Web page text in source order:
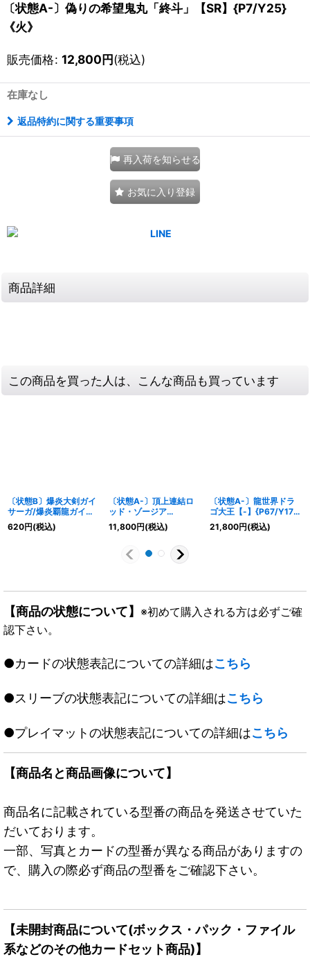
〔状態A-〕偽りの希望鬼丸「終斗」【SR】{P7/Y25}
《火》
販売価格: 12,800円(税込)
在庫なし
返品特約に関する重要事項
再入荷を知らせる
お気に入り登録
商品詳細
この商品を買った人は、こんな商品も買っています
〔状態B〕爆炎大剣ガイ
サーガ/爆炎覇龍ガイフ
レア【-】
{22BD1BE3b/BE10/BE
620円(税込)
〔状態A-〕頂上連結ロ
ッド・ゾージア
5th【SR】{P79/Y24}
《多》
11,800円(税込)
〔状態A-〕龍世界ドラ
ゴ大王【-】{P67/Y17}
《火》
21,800円(税込)
【商品の状態について】 ※初めて購入される方は必ずご確
認下さい。
●カードの状態表記についての詳細はこちら
●スリーブの状態表記についての詳細はこちら
●プレイマットの状態表記についての詳細はこちら
【商品名と商品画像について】
商品名に記載されている型番の商品を発送させていた
だいております。
一部、写真とカードの型番が異なる商品がありますの
で、購入の際必ず商品の型番をご確認下さい。
【未開封商品について(ボックス・パック・ファイル
系などのその他カードセット商品)】